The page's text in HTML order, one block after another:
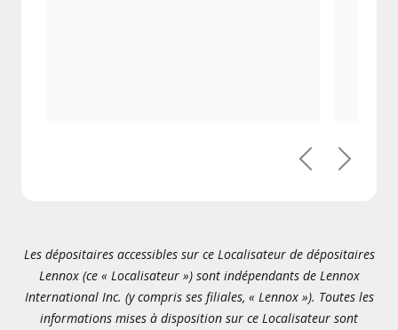
PrécédentSuivant
Les dépositaires accessibles sur ce Localisateur de dépositaires
Lennox (ce « Localisateur ») sont indépendants de Lennox
International Inc. (y compris ses filiales, « Lennox »). Toutes les
informations mises à disposition sur ce Localisateur sont